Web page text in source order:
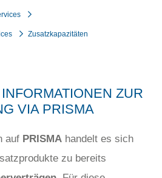
Zusatzkapazitäten
ZUR
VIA PRISMA
auf PRISMA handelt es sich
zu bereits